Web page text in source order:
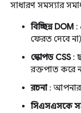
সাধারণ সমস্যার
বিচ্ছিন্ন DOM :
ফেরত দেবে
স্কোপড CSS:
রক্তপাত করে
রচনা: আপনার
সিএসএসকে